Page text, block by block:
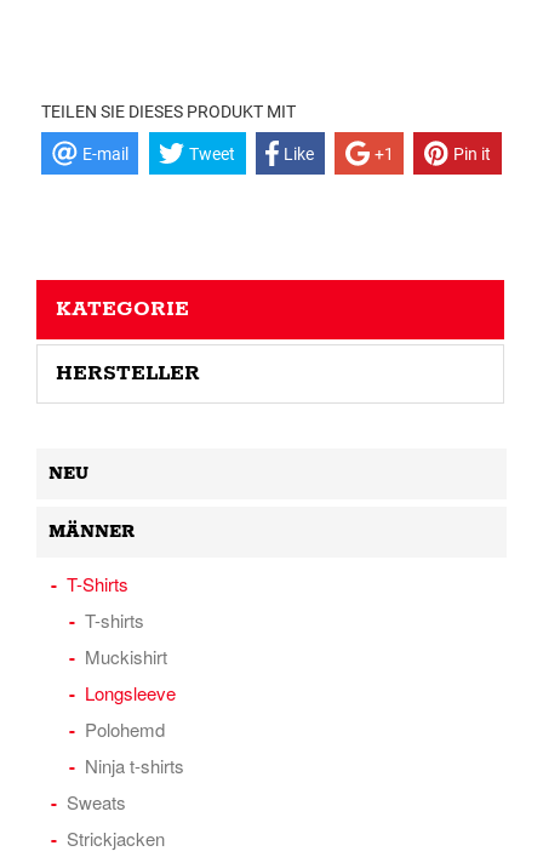
TEILEN SIE DIESES PRODUKT MIT
E-mail Tweet Like +1 Pin it
KATEGORIE
HERSTELLER
NEU
MÄNNER
T-Shirts
T-shirts
Muckishirt
Longsleeve
Polohemd
Ninja t-shirts
Sweats
Strickjacken